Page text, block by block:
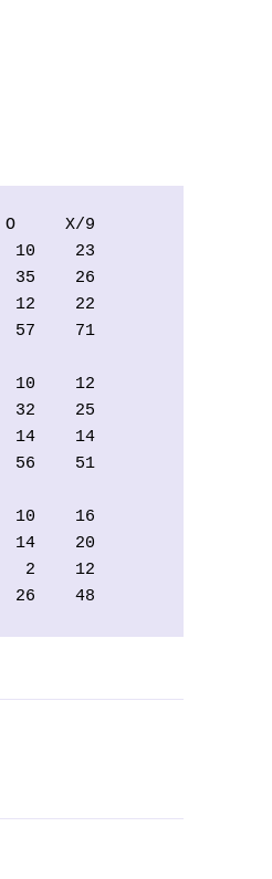
O     X/9
10    23
35    26
12    22
57    71
10    12
32    25
14    14
56    51
10    16
14    20
2    12
26    48